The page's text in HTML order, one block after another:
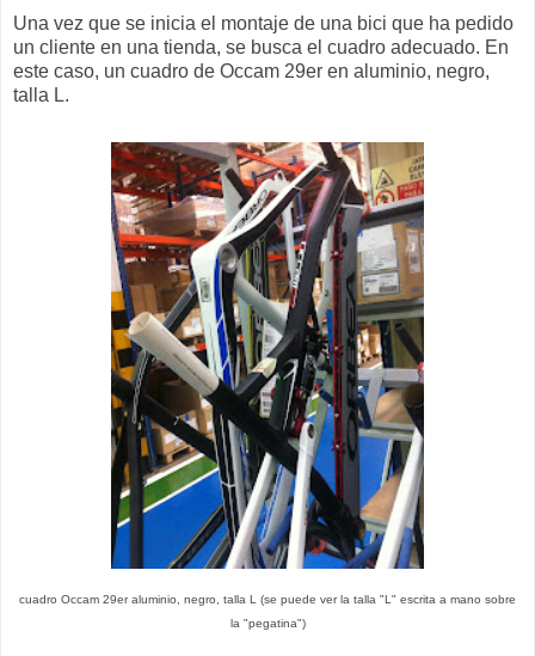
Una vez que se inicia el montaje de una bici que ha pedido
un cliente en una tienda, se busca el cuadro adecuado. En
este caso, un cuadro de Occam 29er en aluminio, negro,
talla L.
cuadro Occam 29er aluminio, negro, talla L (se puede ver la talla "L" escrita a mano sobre
la "pegatina")